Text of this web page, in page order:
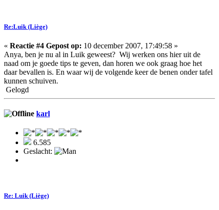
Re:Luik (Liège)
« Reactie #4 Gepost op: 10 december 2007, 17:49:58 »
Anya, ben je nu al in Luik geweest? Wij werken ons hier uit de
naad om je goede tips te geven, dan horen we ook graag hoe het
daar bevallen is. En waar wij de volgende keer de benen onder tafel
kunnen schuiven.
Gelogd
karl
6.585
Geslacht:
Re: Luik (Liège)